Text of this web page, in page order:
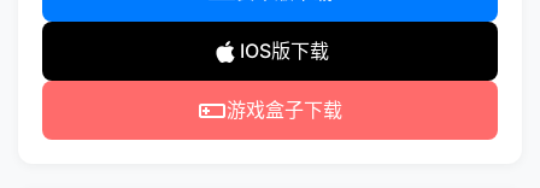
IOS版下载
游戏盒子下载